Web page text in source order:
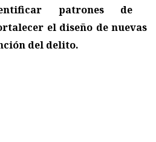
patrones de
el diseño de nuevas
del delito.